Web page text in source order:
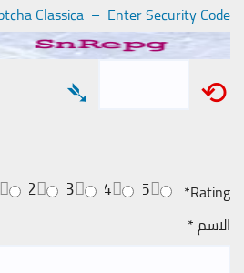
Classica – Enter Security Code
⟲
➴
Rating
*
5
4
3
2
الاسم*